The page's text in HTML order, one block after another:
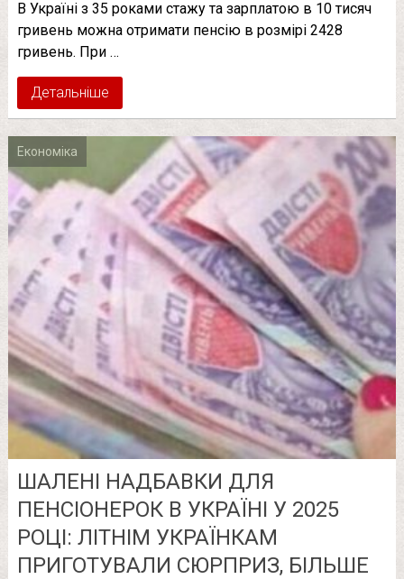
В Україні з 35 роками стажу та зарплатою в 10 тисяч
гривень можна отримати пенсію в розмірі 2428
гривень. При …
Детальніше
Економіка
ШАЛЕНІ НАДБАВКИ ДЛЯ
ПЕНСІОНЕРОК В УКРАЇНІ У 2025
РОЦІ: ЛІТНІМ УКРАЇНКАМ
ПРИГОТУВАЛИ СЮРПРИЗ, БІЛЬШЕ